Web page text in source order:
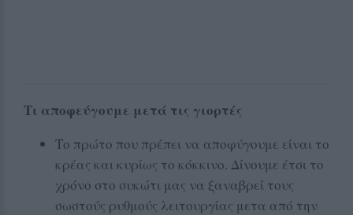
Τι αποφεύγουμε μετά τις γιορτές
Το πρώτο που πρέπει να αποφύγουμε είναι το
κρέας και κυρίως το κόκκινο. Δίνουμε έτσι το
χρόνο στο συκώτι μας να ξαναβρεί τους
σωστούς ρυθμούς λειτουργίας μετα από την